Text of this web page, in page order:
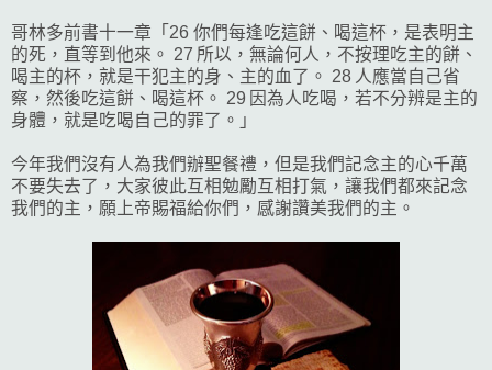
哥林多前書十一章「26 你們每逢吃這餅、喝這杯，是表明主
的死，直等到他來。 27 所以，無論何人，不按理吃主的餅、
喝主的杯，就是干犯主的身、主的血了。 28 人應當自己省
察，然後吃這餅、喝這杯。 29 因為人吃喝，若不分辨是主的
身體，就是吃喝自己的罪了。」
今年我們沒有人為我們辦聖餐禮，但是我們記念主的心千萬
不要失去了，大家彼此互相勉勵互相打氣，讓我們都來記念
我們的主，願上帝賜福給你們，感謝讚美我們的主。